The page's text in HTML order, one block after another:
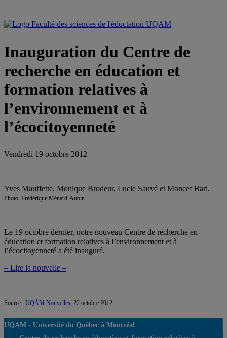
Inauguration du Centre de
recherche en éducation et
formation relatives à
l’environnement et à
l’écocitoyenneté
Vendredi 19 octobre 2012
Yves Mauffette, Monique Brodeur, Lucie Sauvé et Moncef Bari.
Photo: Frédérique Ménard-Aubin
Le 19 octobre dernier, notre nouveau Centre de recherche en
éducation et formation relatives à l’environnement et à
l’écocitoyenneté a été inauguré.
– Lire la nouvelle –
Source : UQÀM Nouvelles, 22 octobre 2012
UQAM - Université du Québec à Montréal